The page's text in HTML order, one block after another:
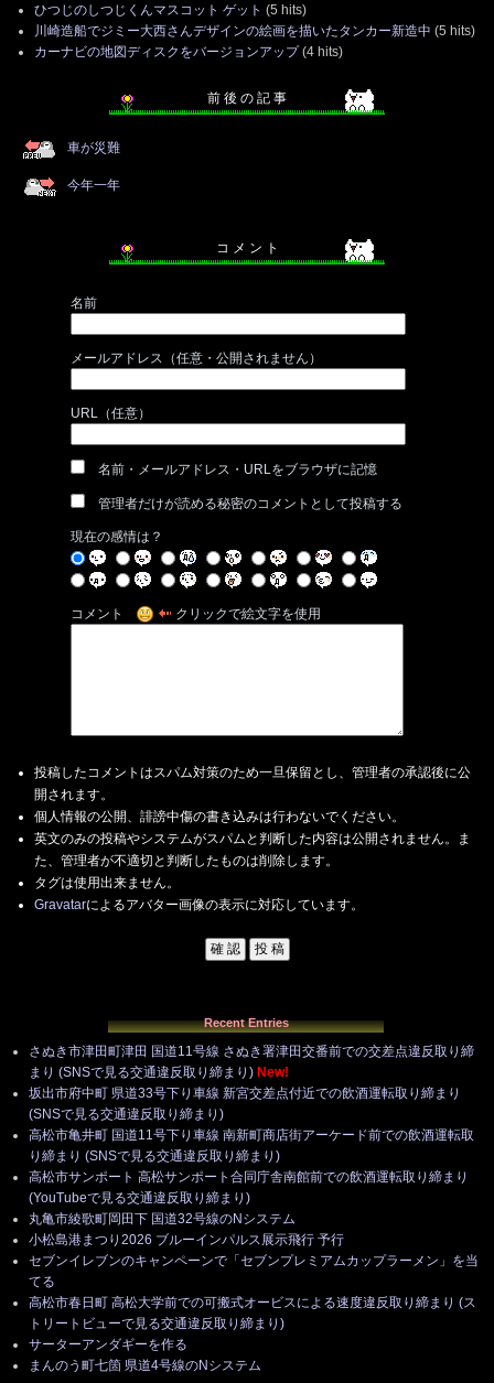
ひつじのしつじくんマスコット ゲット (5 hits)
川崎造船でジミー大西さんデザインの絵画を描いたタンカー新造中 (5 hits)
カーナビの地図ディスクをバージョンアップ(4 hits)
前 後 の 記 事
車が災難
今年一年
コ メ ン ト
名前
メールアドレス（任意・公開されません）
URL（任意）
名前・メールアドレス・URLをブラウザに記憶
管理者だけが読める秘密のコメントとして投稿する
現在の感情は？
コメント クリックで絵文字を使用
投稿したコメントはスパム対策のため一旦保留とし、管理者の承認後に公
開されます。
個人情報の公開、誹謗中傷の書き込みは行わないでください。
英文のみの投稿やシステムがスパムと判断した内容は公開されません。ま
た、管理者が不適切と判断したものは削除します。
タグは使用出来ません。
Gravatarによるアバター画像の表示に対応しています。
Recent Entries
さぬき市津田町津田 国道11号線 さぬき署津田交番前での交差点違反取り締
まり (SNSで見る交通違反取り締まり) New!
坂出市府中町 県道33号下り車線 新宮交差点付近での飲酒運転取り締まり
(SNSで見る交通違反取り締まり)
高松市亀井町 国道11号下り車線 南新町商店街アーケード前での飲酒運転取
り締まり (SNSで見る交通違反取り締まり)
高松市サンポート 高松サンポート合同庁舎南館前での飲酒運転取り締まり
(YouTubeで見る交通違反取り締まり)
丸亀市綾歌町岡田下 国道32号線のNシステム
小松島港まつり2026 ブルーインパルス展示飛行 予行
セブンイレブンのキャンペーンで「セブンプレミアムカップラーメン」を当
てる
高松市春日町 高松大学前での可搬式オービスによる速度違反取り締まり (ス
トリートビューで見る交通違反取り締まり)
サーターアンダギーを作る
まんのう町七箇 県道4号線のNシステム